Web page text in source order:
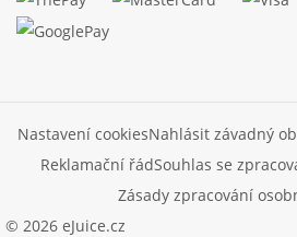
© 2026 eJuice.cz
Nastavení cookiesNahlásit závadný
Reklamační řádSouhlas se
Zásady zpracování